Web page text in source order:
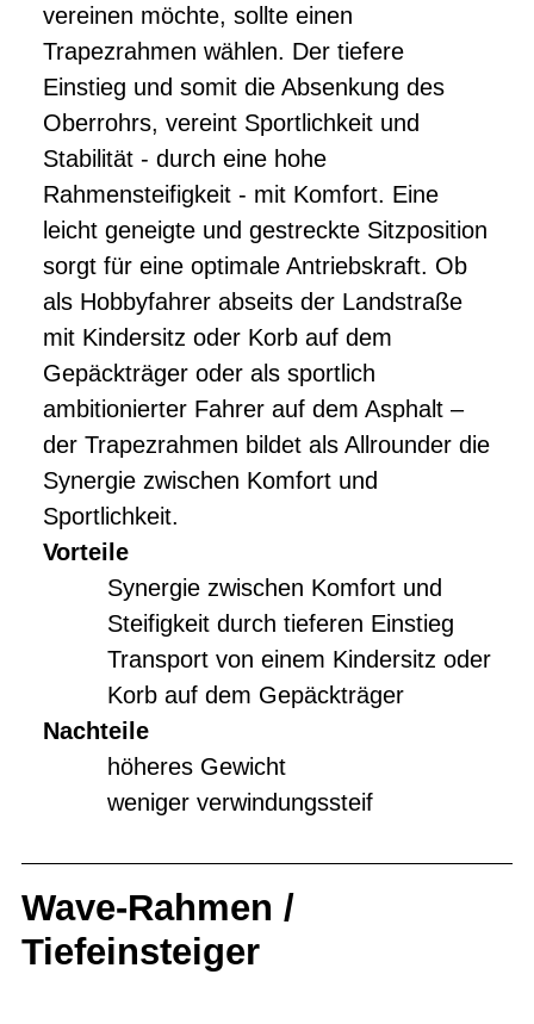
vereinen möchte, sollte einen
Trapezrahmen wählen. Der tiefere
Einstieg und somit die Absenkung des
Oberrohrs, vereint Sportlichkeit und
Stabilität - durch eine hohe
Rahmensteifigkeit - mit Komfort. Eine
leicht geneigte und gestreckte Sitzposition
sorgt für eine optimale Antriebskraft. Ob
als Hobbyfahrer abseits der Landstraße
mit Kindersitz oder Korb auf dem
Gepäckträger oder als sportlich
ambitionierter Fahrer auf dem Asphalt –
der Trapezrahmen bildet als Allrounder die
Synergie zwischen Komfort und
Sportlichkeit.
Vorteile
Synergie zwischen Komfort und
Steifigkeit durch tieferen Einstieg
Transport von einem Kindersitz oder
Korb auf dem Gepäckträger
Nachteile
höheres Gewicht
weniger verwindungssteif
Wave-Rahmen /
Tiefeinsteiger